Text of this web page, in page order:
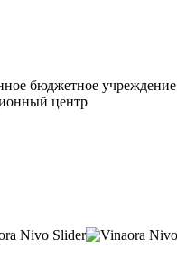
бюджетное учреждение
центр